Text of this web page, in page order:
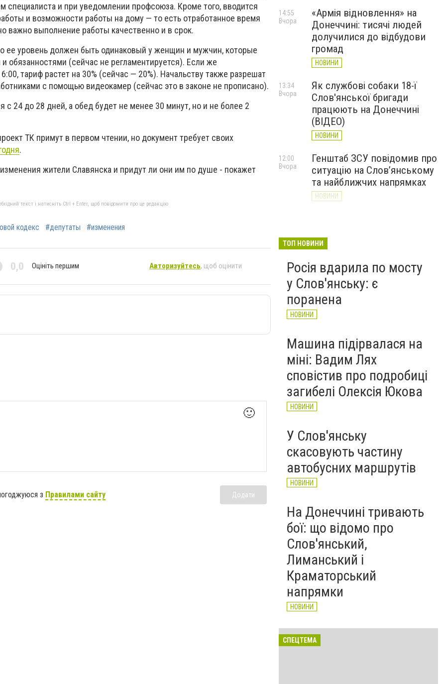
специалиста и при уведомлении профсоюза. Кроме того, вводится
и возможности работы на дому — то есть отработанное время
важно выполнение работы качественно и в срок.
ее уровень должен быть одинаковый у женщин и мужчин, которые
обязанностями (сейчас не регламентируется). Если же
тариф растет на 30% (сейчас — 20%). Начальству также разрешат
с помощью видеокамер (сейчас это в законе не прописано).
с 24 до 28 дней, а обед будет не менее 30 минут, но и не более 2
ТК примут в первом чтении, но документ требует своих
.
жители Славянска и придут ли они им по душе - покажет
текст і натисніть Ctrl + Enter, щоб повідомити про це редакцію
кодекс #депутаты #изменения
0,0 Оцініть першим Авторизуйтесь, щоб оцінити
🙂
з Правилами сайту Додати
«Армія відновлення» на
Донеччині: тисячі людей
долучилися до відбудови
громад
НОВИНИ
14:55
Вчора
Як службові собаки 18-ї
Слов'янської бригади
працюють на Донеччині
(ВІДЕО)
НОВИНИ
13:34
Вчора
Генштаб ЗСУ повідомив про
ситуацію на Слов’янському
та найближчих напрямках
НОВИНИ
12:00
Вчора
великої війни: 7 серпня
ТОП НОВИНИ
Росія вдарила по мосту
у Слов'янську: є
поранена
НОВИНИ
Машина підірвалася на
міні: Вадим Лях
сповістив про подробиці
загибелі Олексія Юкова
НОВИНИ
У Слов'янську
скасовують частину
автобусних маршрутів
НОВИНИ
На Донеччині тривають
бої: що відомо про
Слов'янський,
Лиманський і
Краматорський
напрямки
НОВИНИ
СПЕЦТЕМА